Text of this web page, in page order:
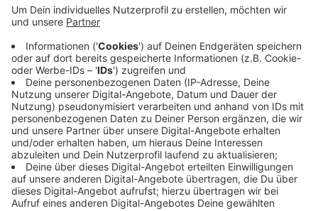
vergangene Nacht gegen 23 Uhr im Park
Schönebecker Busch zugeschlagen. Der circa 1,85
Meter große Täter bedrohte einen jungen Mann
mit einem Messer und verlangte Geld und Handy.
Der 19-Jährige trat den Räuber aber in den Bauch,
der lief danach weg. Die Polizei sucht jetzt nach
Zeugen. Wer etwas weiß, soll die Telefonnummer
284-0 anrufen.
Veröffentlicht:Dienstag, 05.11.2019 14:52
Anzeige